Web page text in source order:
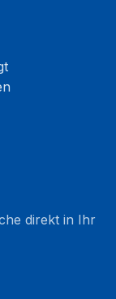
direkt in Ihr